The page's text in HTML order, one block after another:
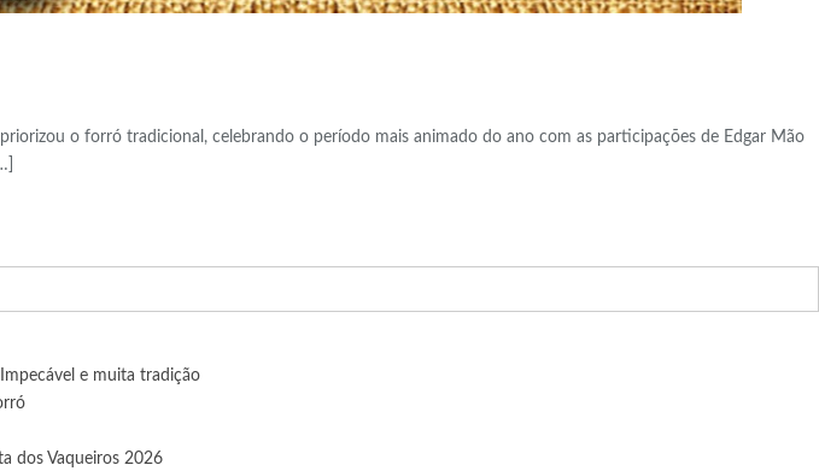
o forró tradicional, celebrando o período mais animado do ano com as participações de Edgar Mão
e muita tradição
dos Vaqueiros 2026